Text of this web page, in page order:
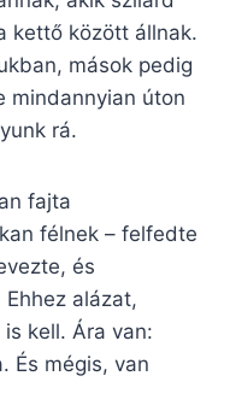
kettő között állnak.
mások pedig
mindannyian úton
rá.
fajta
félnek – felfedte
és
alázat,
kell. Ára van:
És mégis, van